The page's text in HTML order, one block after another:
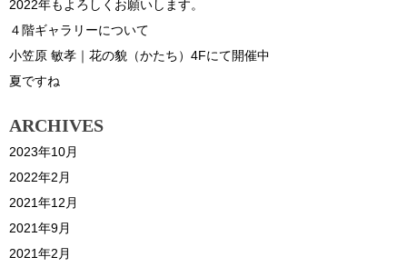
2022年もよろしくお願いします。
４階ギャラリーについて
小笠原 敏孝｜花の貌（かたち）4Fにて開催中
夏ですね
ARCHIVES
2023年10月
2022年2月
2021年12月
2021年9月
2021年2月